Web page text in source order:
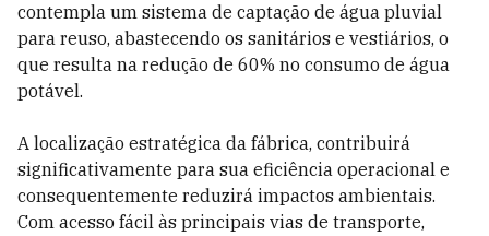
contempla um sistema de captação de água pluvial
para reuso, abastecendo os sanitários e vestiários, o
que resulta na redução de 60% no consumo de água
potável.
A localização estratégica da fábrica, contribuirá
significativamente para sua eficiência operacional e
consequentemente reduzirá impactos ambientais.
Com acesso fácil às principais vias de transporte,